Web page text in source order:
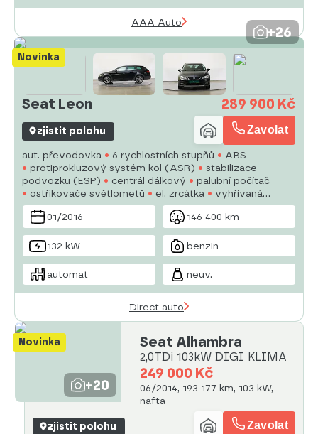
AAA Auto
Novinka
+26
Seat Leon 289 900 Kč
zjistit polohu Zavolat
aut. převodovka 6 rychlostních stupňů
ABS
protiprokluzový systém kol (ASR)
stabilizace
podvozku (ESP)
centrál dálkový
palubní počítač
ostřikovače světlometů
el. zrcátka
vyhřívaná
zrcátka
alu kola vyhřívaná sedadla
tempomat
multifunkční volant
pohon 4x4
01/2016 146 400 km
132 kW benzin
automat neuv.
Direct auto
Novinka
+20
Seat Alhambra
2,0TDi 103kW DIGI KLIMA
249 000 Kč
06/2014, 193 177 km, 103 kW,
nafta
zjistit polohu Zavolat